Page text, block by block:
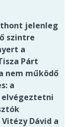
jelenleg
szintre
a
Párt
nem működő
a
Dávid a